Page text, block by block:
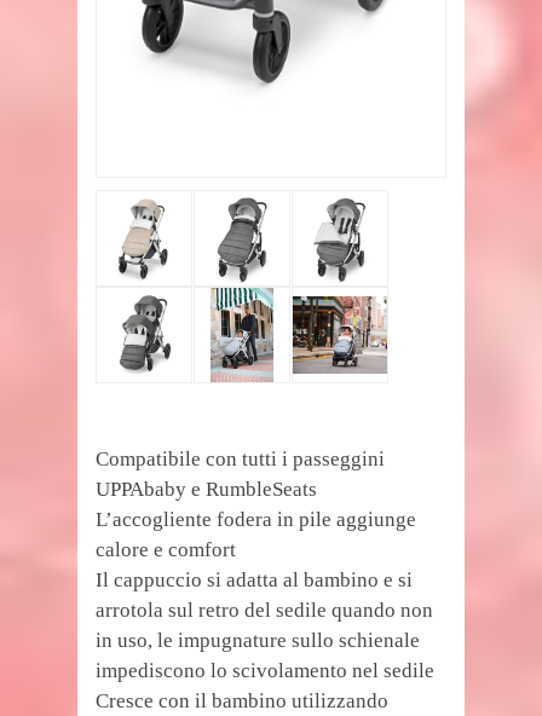
Compatibile con tutti i passeggini
UPPAbaby e RumbleSeats
L’accogliente fodera in pile aggiunge
calore e comfort
Il cappuccio si adatta al bambino e si
arrotola sul retro del sedile quando non
in uso, le impugnature sullo schienale
impediscono lo scivolamento nel sedile
Cresce con il bambino utilizzando